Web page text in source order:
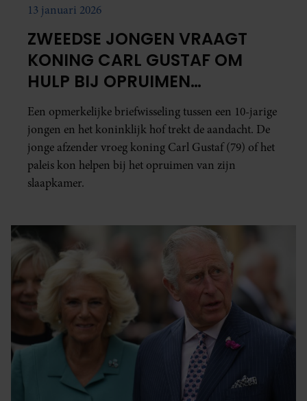
13 januari 2026
ZWEEDSE JONGEN VRAAGT
KONING CARL GUSTAF OM
HULP BIJ OPRUIMEN
SLAAPKAMER
Een opmerkelijke briefwisseling tussen een 10-jarige
jongen en het koninklijk hof trekt de aandacht. De
jonge afzender vroeg koning Carl Gustaf (79) of het
paleis kon helpen bij het opruimen van zijn
slaapkamer.